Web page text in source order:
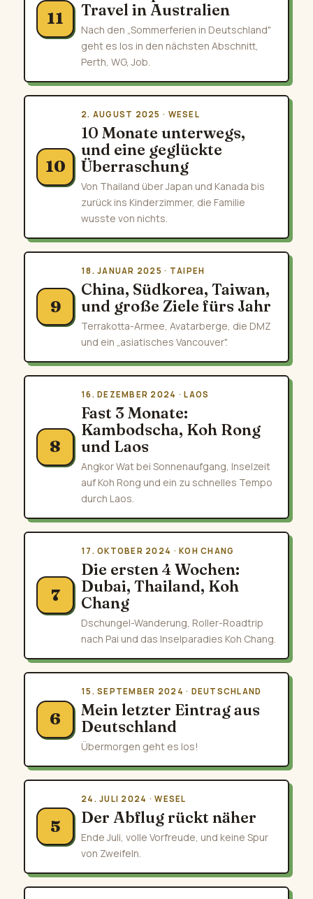
11
Travel in Australien
Nach den „Sommerferien in Deutschland"
geht es los in den nächsten Abschnitt,
Perth, WG, Job.
10
2. AUGUST 2025 · WESEL
10 Monate unterwegs,
und eine geglückte
Überraschung
Von Thailand über Japan und Kanada bis
zurück ins Kinderzimmer, die Familie
wusste von nichts.
9
18. JANUAR 2025 · TAIPEH
China, Südkorea, Taiwan,
und große Ziele fürs Jahr
Terrakotta-Armee, Avatarberge, die DMZ
und ein „asiatisches Vancouver".
8
16. DEZEMBER 2024 · LAOS
Fast 3 Monate:
Kambodscha, Koh Rong
und Laos
Angkor Wat bei Sonnenaufgang, Inselzeit
auf Koh Rong und ein zu schnelles Tempo
durch Laos.
7
17. OKTOBER 2024 · KOH CHANG
Die ersten 4 Wochen:
Dubai, Thailand, Koh
Chang
Dschungel-Wanderung, Roller-Roadtrip
nach Pai und das Inselparadies Koh Chang.
6
15. SEPTEMBER 2024 · DEUTSCHLAND
Mein letzter Eintrag aus
Deutschland
Übermorgen geht es los!
5
24. JULI 2024 · WESEL
Der Abflug rückt näher
Ende Juli, volle Vorfreude, und keine Spur
von Zweifeln.